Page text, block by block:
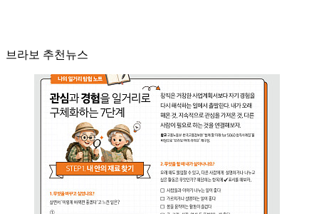
브라보 추천뉴스